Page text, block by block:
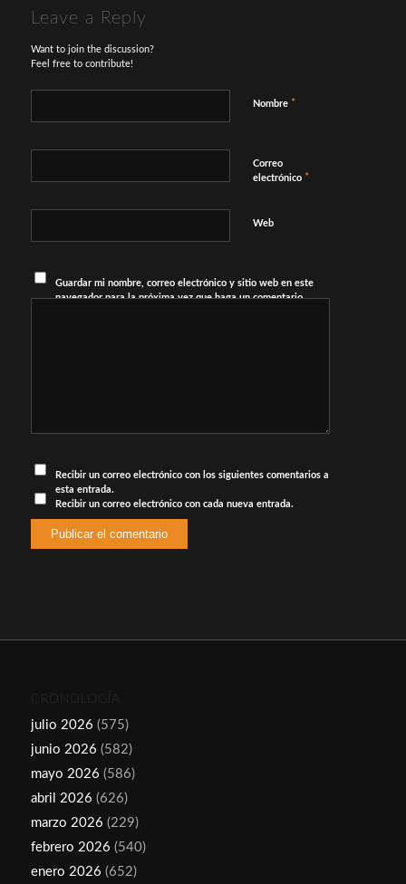
Leave a Reply
Want to join the discussion?
Feel free to contribute!
Nombre *
Correo
electrónico *
Web
Guardar mi nombre, correo electrónico y sitio web en este
navegador para la próxima vez que haga un comentario.
Recibir un correo electrónico con los siguientes comentarios a
esta entrada.
Recibir un correo electrónico con cada nueva entrada.
CRONOLOGÍA
julio 2026 (575)
junio 2026 (582)
mayo 2026 (586)
abril 2026 (626)
marzo 2026 (229)
febrero 2026 (540)
enero 2026 (652)